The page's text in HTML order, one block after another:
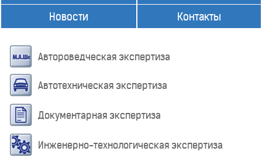
Новости
Контакты
Автороведческая экспертиза
Автотехническая экспертиза
Документарная экспертиза
Инженерно-технологическая экспертиза